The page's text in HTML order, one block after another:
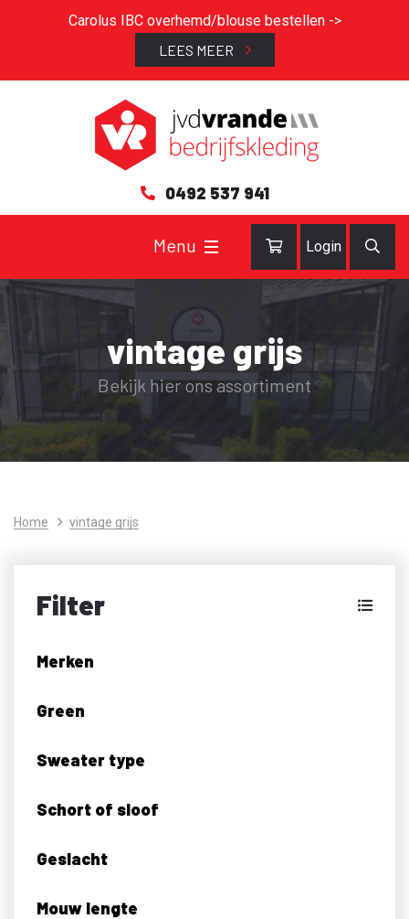
Carolus IBC overhemd/blouse bestellen ->
LEES MEER
0492 537 941
Login
vintage grijs
Bekijk hier ons assortiment
Home vintage grijs
Filter
Merken
Green
Sweater type
Schort of sloof
Geslacht
Mouw lengte